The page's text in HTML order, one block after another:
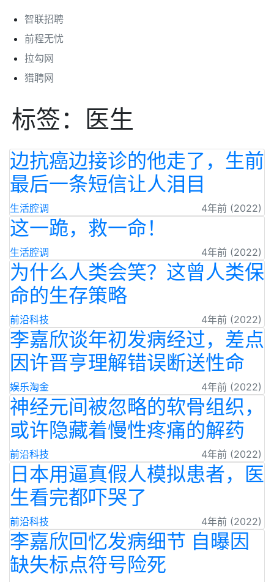
智联招聘
前程无忧
拉勾网
猎聘网
标签：医生
边抗癌边接诊的他走了，生前
最后一条短信让人泪目
生活腔调 4年前 (2022)
这一跪，救一命！
生活腔调 4年前 (2022)
为什么人类会笑？这曾人类保
命的生存策略
前沿科技 4年前 (2022)
李嘉欣谈年初发病经过，差点
因许晋亨理解错误断送性命
娱乐淘金 4年前 (2022)
神经元间被忽略的软骨组织，
或许隐藏着慢性疼痛的解药
前沿科技 4年前 (2022)
日本用逼真假人模拟患者，医
生看完都吓哭了
前沿科技 4年前 (2022)
李嘉欣回忆发病细节 自曝因
缺失标点符号险死